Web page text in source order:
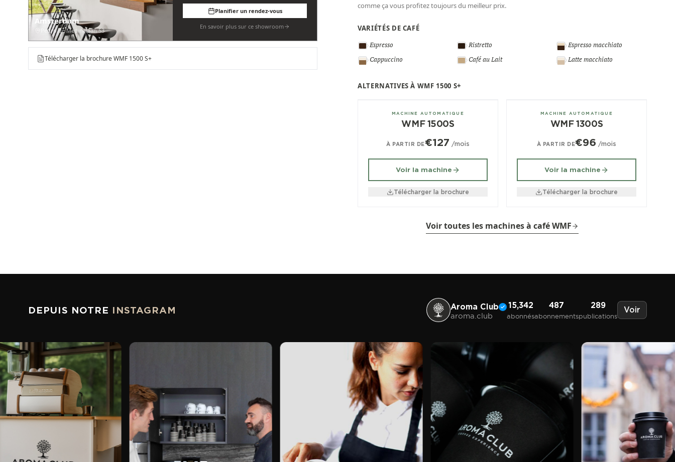
Amsterdam
Pedro de Medinalaan 53
Planifier un rendez-vous
En savoir plus sur ce showroom
Télécharger la brochure WMF 1500 S+
comme ça vous profitez toujours du meilleur prix.
VARIÉTÉS DE CAFÉ
Espresso
Ristretto
Espresso macchiato
Cappuccino
Café au Lait Latte macchiato
ALTERNATIVES À WMF 1500 S+
± 180/jourMACHINE AUTOMATIQUE
WMF 1500S
À PARTIR DE€127 /mois
Voir la machine
Télécharger la brochure
± 120/jourMACHINE AUTOMATIQUE
WMF 1300S
À PARTIR DE€96 /mois
Voir la machine
Télécharger la brochure
Voir toutes les machines à café WMF
DEPUIS NOTRE INSTAGRAM Aroma Club
aroma.club
15,342
abonnés
487
abonnements
289
publications
Voir